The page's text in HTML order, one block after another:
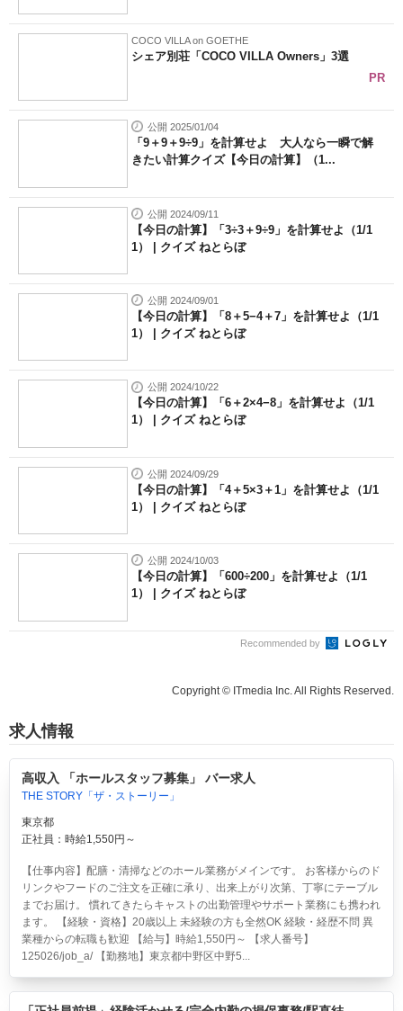
COCO VILLA on GOETHE
シェア別荘「COCO VILLA Owners」3選
PR
公開 2025/01/04
「9＋9＋9÷9」を計算せよ 大人なら一瞬で解
きたい計算クイズ【今日の計算】（1...
公開 2024/09/11
【今日の計算】「3÷3＋9÷9」を計算せよ（1/1
1） | クイズ ねとらぼ
公開 2024/09/01
【今日の計算】「8＋5−4＋7」を計算せよ（1/1
1） | クイズ ねとらぼ
公開 2024/10/22
【今日の計算】「6＋2×4−8」を計算せよ（1/1
1） | クイズ ねとらぼ
公開 2024/09/29
【今日の計算】「4＋5×3＋1」を計算せよ（1/1
1） | クイズ ねとらぼ
公開 2024/10/03
【今日の計算】「600÷200」を計算せよ（1/1
1） | クイズ ねとらぼ
Recommended by
Copyright © ITmedia Inc. All Rights Reserved.
求人情報
高収入 「ホールスタッフ募集」 バー求人
THE STORY「ザ・ストーリー」
東京都
正社員：時給1,550円～
【仕事内容】配膳・清掃などのホール業務がメインです。 お客様からのド
リンクやフードのご注文を正確に承り、出来上がり次第、丁寧にテーブル
までお届け。 慣れてきたらキャストの出勤管理やサポート業務にも携われ
ます。 【経験・資格】20歳以上 未経験の方も全然OK 経験・経歴不問 異
業種からの転職も歓迎 【給与】時給1,550円～ 【求人番号】
125026/job_a/ 【勤務地】東京都中野区中野5...